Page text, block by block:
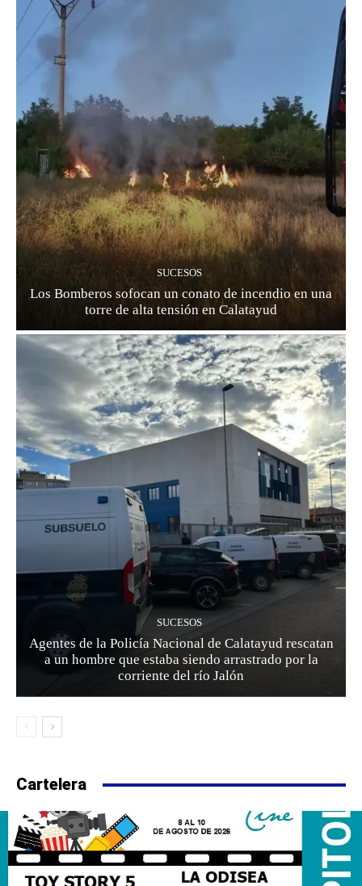
SUCESOS
Los Bomberos sofocan un conato de incendio en una
torre de alta tensión en Calatayud
SUCESOS
Agentes de la Policía Nacional de Calatayud rescatan
a un hombre que estaba siendo arrastrado por la
corriente del río Jalón
Cartelera